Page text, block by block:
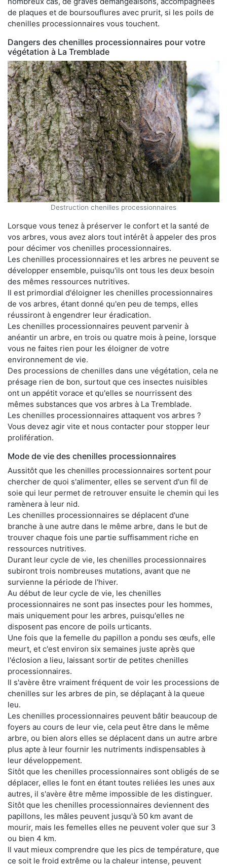
de plaques et de boursouflures avec prurit, si les poils de
chenilles processionnaires vous touchent.
Dangers des chenilles processionnaires pour votre
végétation à La Tremblade
Destruction chenilles processionnaires
Lorsque vous tenez à préserver le confort et la santé de
vos arbres, vous avez alors tout intérêt à appeler des pros
pour décimer vos chenilles processionnaires.
Les chenilles processionnaires et les arbres ne peuvent se
développer ensemble, puisqu'ils ont tous les deux besoin
des mêmes ressources nutritives.
Il est primordial d'éloigner les chenilles processionnaires
de vos arbres, étant donné qu'en peu de temps, elles
réussiront à engendrer leur éradication.
Les chenilles processionnaires peuvent parvenir à
anéantir un arbre, en trois ou quatre mois à peine, lorsque
vous ne faites rien pour les éloigner de votre
environnement de vie.
Des processions de chenilles dans une végétation, cela ne
présage rien de bon, surtout que ces insectes nuisibles
ont un appétit vorace et qu'elles se nourrissent des
mêmes substances que vos arbres à La Tremblade.
Les chenilles processionnaires attaquent vos arbres ?
Vous devez agir vite et nous contacter pour stopper leur
prolifération.
Mode de vie des chenilles processionnaires
Aussitôt que les chenilles processionnaires sortent pour
chercher de quoi s'alimenter, elles se servent d'un fil de
soie qui leur permet de retrouver ensuite le chemin qui les
ramènera à leur nid.
Les chenilles processionnaires se déplacent d'une
branche à une autre dans le même arbre, dans le but de
trouver chaque fois une partie suffisamment riche en
ressources nutritives.
Durant leur cycle de vie, les chenilles processionnaires
subiront trois nombreuses mutations, avant que ne
survienne la période de l'hiver.
Au début de leur cycle de vie, les chenilles
processionnaires ne sont pas insectes pour les hommes,
mais uniquement pour les arbres, puisqu'elles ne
disposent pas encore de poils urticants.
Une fois que la femelle du papillon a pondu ses œufs, elle
meurt, et c'est environ six semaines juste après que
l'éclosion a lieu, laissant sortir de petites chenilles
processionnaires.
Il s'avère être vraiment fréquent de voir les processions de
chenilles sur les arbres de pin, se déplaçant à la queue
leu.
Les chenilles processionnaires peuvent bâtir beaucoup de
foyers au cours de leur vie, cela peut être dans le même
arbre, ou bien alors elles se déplacent dans un autre arbre
plus apte à leur fournir les nutriments indispensables à
leur développement.
Sitôt que les chenilles processionnaires sont obligés de se
déplacer, elles le font en étant toutes reliées les unes aux
autres, il s'avère être même impossible de les distinguer.
Sitôt que les chenilles processionnaires deviennent des
papillons, les mâles peuvent jusqu'à 50 km avant de
mourir, mais les femelles elles ne peuvent voler que sur 3
ou bien 4 km.
Il vaut mieux comprendre que les pics de température, que
ce soit le froid extrême ou la chaleur intense, peuvent